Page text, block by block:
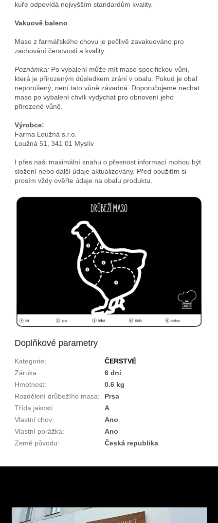
kuře odpovídá nejvyšším standardům kvality.
Vakuově baleno
Maso z farmářského chovu je pečlivě zavakuováno pro
zachování čerstvosti a kvality.
Poznámka: Po vybalení může mít maso specifickou vůni,
která je přirozeným důsledkem zrání v obalu. Pokud je obal
neporušený, není tato vůně závadná. Doporučujeme nechat
maso po vybalení chvíli vydýchat pro obnovení jeho
přirozené vůně.
Výrobce:
Farma Loužná s.r.o.
Loužná 51, 341 01 Myslív
I přes naši maximální snahu o přesnost informací mohou být
složení nebo další údaje aktualizovány. Před použitím si
prosím vždy ověřte údaje na obalu produktu.
Doplňkové parametry
Kategorie:
ČERSTVÉ
Záruka:
6 dní
Hmotnost:
0.6 kg
Rozdělení drůbežího masa:
Prsa
Třída jakosti:
A
Vlastní chov:
Ano
Vlastní porážka:
Ano
Země původu: Česká republika